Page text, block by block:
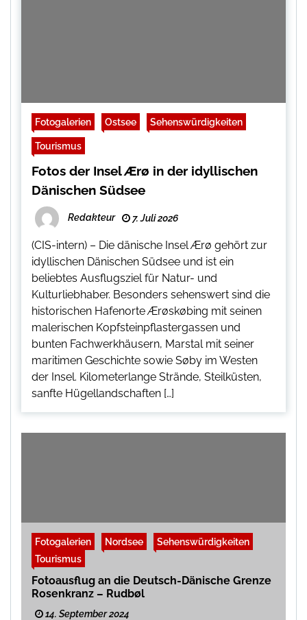
Fotogalerien Ostsee Sehenswürdigkeiten
Tourismus
Fotos der Insel Ærø in der idyllischen
Dänischen Südsee
Redakteur 7. Juli 2026
(CIS-intern) – Die dänische Insel Ærø gehört zur
idyllischen Dänischen Südsee und ist ein
beliebtes Ausflugsziel für Natur- und
Kulturliebhaber. Besonders sehenswert sind die
historischen Hafenorte Ærøskøbing mit seinen
malerischen Kopfsteinpflastergassen und
bunten Fachwerkhäusern, Marstal mit seiner
maritimen Geschichte sowie Søby im Westen
der Insel. Kilometerlange Strände, Steilküsten,
sanfte Hügellandschaften […]
Fotogalerien Nordsee
Sehenswürdigkeiten
Tourismus
Fotoausflug an die Deutsch-Dänische Grenze
Rosenkranz – Rudbøl
14. September 2024